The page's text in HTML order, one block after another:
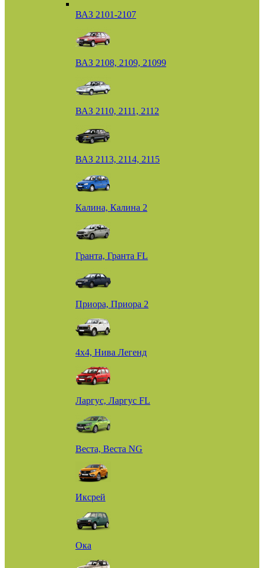
ВАЗ 2101-2107
ВАЗ 2108, 2109, 21099
ВАЗ 2110, 2111, 2112
ВАЗ 2113, 2114, 2115
Калина, Калина 2
Гранта, Гранта FL
Приора, Приора 2
4х4, Нива Легенд
Ларгус, Ларгус FL
Веста, Веста NG
Иксрей
Ока